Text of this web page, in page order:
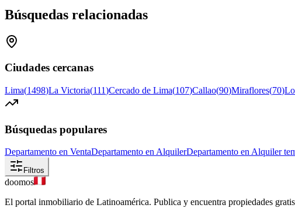
Búsquedas relacionadas
Ciudades cercanas
Lima(1498)La Victoria(111)Cercado de Lima(107)Callao(90)Miraflores(70)
Búsquedas populares
Departamento en VentaDepartamento en AlquilerDepartamento en Alquiler
Filtros
doomos
El portal inmobiliario de Latinoamérica. Publica y encuentra propiedades